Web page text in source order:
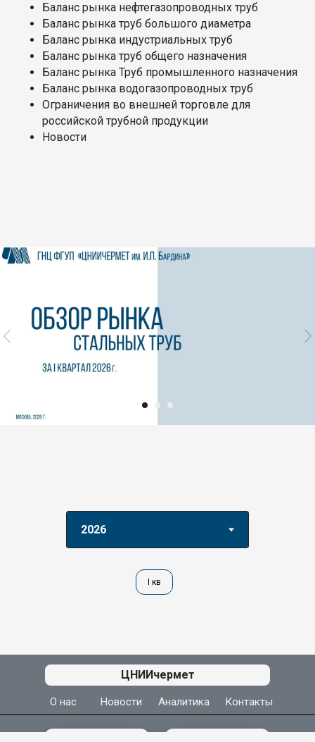
Баланс рынка нефтегазопроводных труб
Баланс рынка труб большого диаметра
Баланс рынка индустриальных труб
Баланс рынка труб общего назначения
Баланс рынка Труб промышленного назначения
Баланс рынка водогазопроводных труб
Ограничения во внешней торговле для
российской трубной продукции
Новости
I кв
О нас Контакты
Аналитика
Новости
ЦНИИчермет